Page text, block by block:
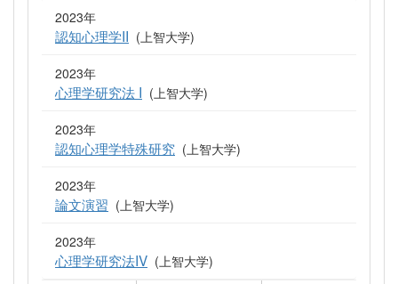
2023年
認知心理学II (上智大学)
2023年
心理学研究法 I (上智大学)
2023年
認知心理学特殊研究 (上智大学)
2023年
論文演習 (上智大学)
2023年
心理学研究法IV (上智大学)